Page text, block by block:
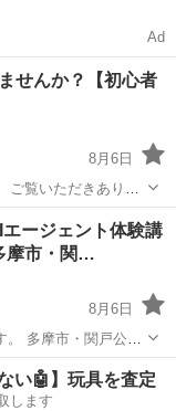
Ad
せんか？【初心者
8月6日
ー
ージェント体験講
摩市・関…
8月6日
民
」を開催します。 ■
味はあるけれど、使
い🤖】玩具を査定
します